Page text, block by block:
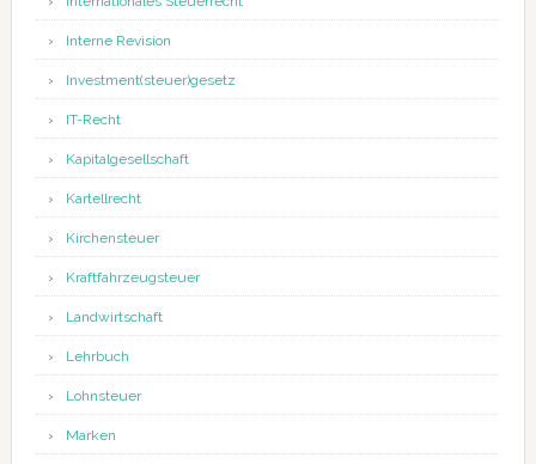
Interne Revision
Investment(steuer)gesetz
IT-Recht
Kapitalgesellschaft
Kartellrecht
Kirchensteuer
Kraftfahrzeugsteuer
Landwirtschaft
Lehrbuch
Lohnsteuer
Marken